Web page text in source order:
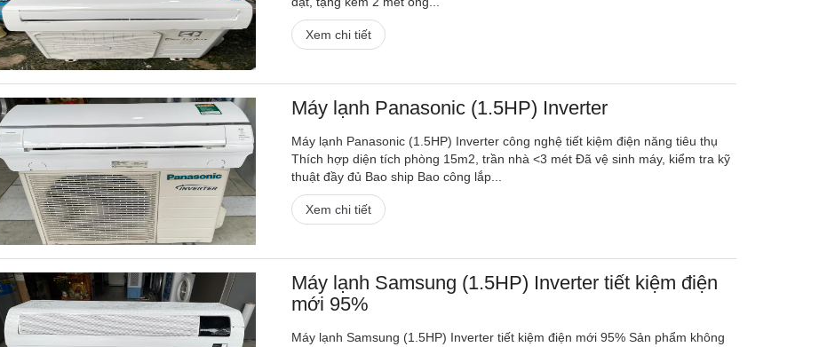
Xem chi tiết
Máy lạnh Panasonic (1.5HP) Inverter
Máy lạnh Panasonic (1.5HP) Inverter công nghệ tiết kiệm điện năng tiêu thụ
Thích hợp diện tích phòng 15m2, trần nhà <3 mét Đã vệ sinh máy, kiểm tra kỹ
thuật đầy đủ Bao ship Bao công lắp...
Xem chi tiết
Máy lạnh Samsung (1.5HP) Inverter tiết kiệm điện
mới 95%
Máy lạnh Samsung (1.5HP) Inverter tiết kiệm điện mới 95% Sản phẩm không